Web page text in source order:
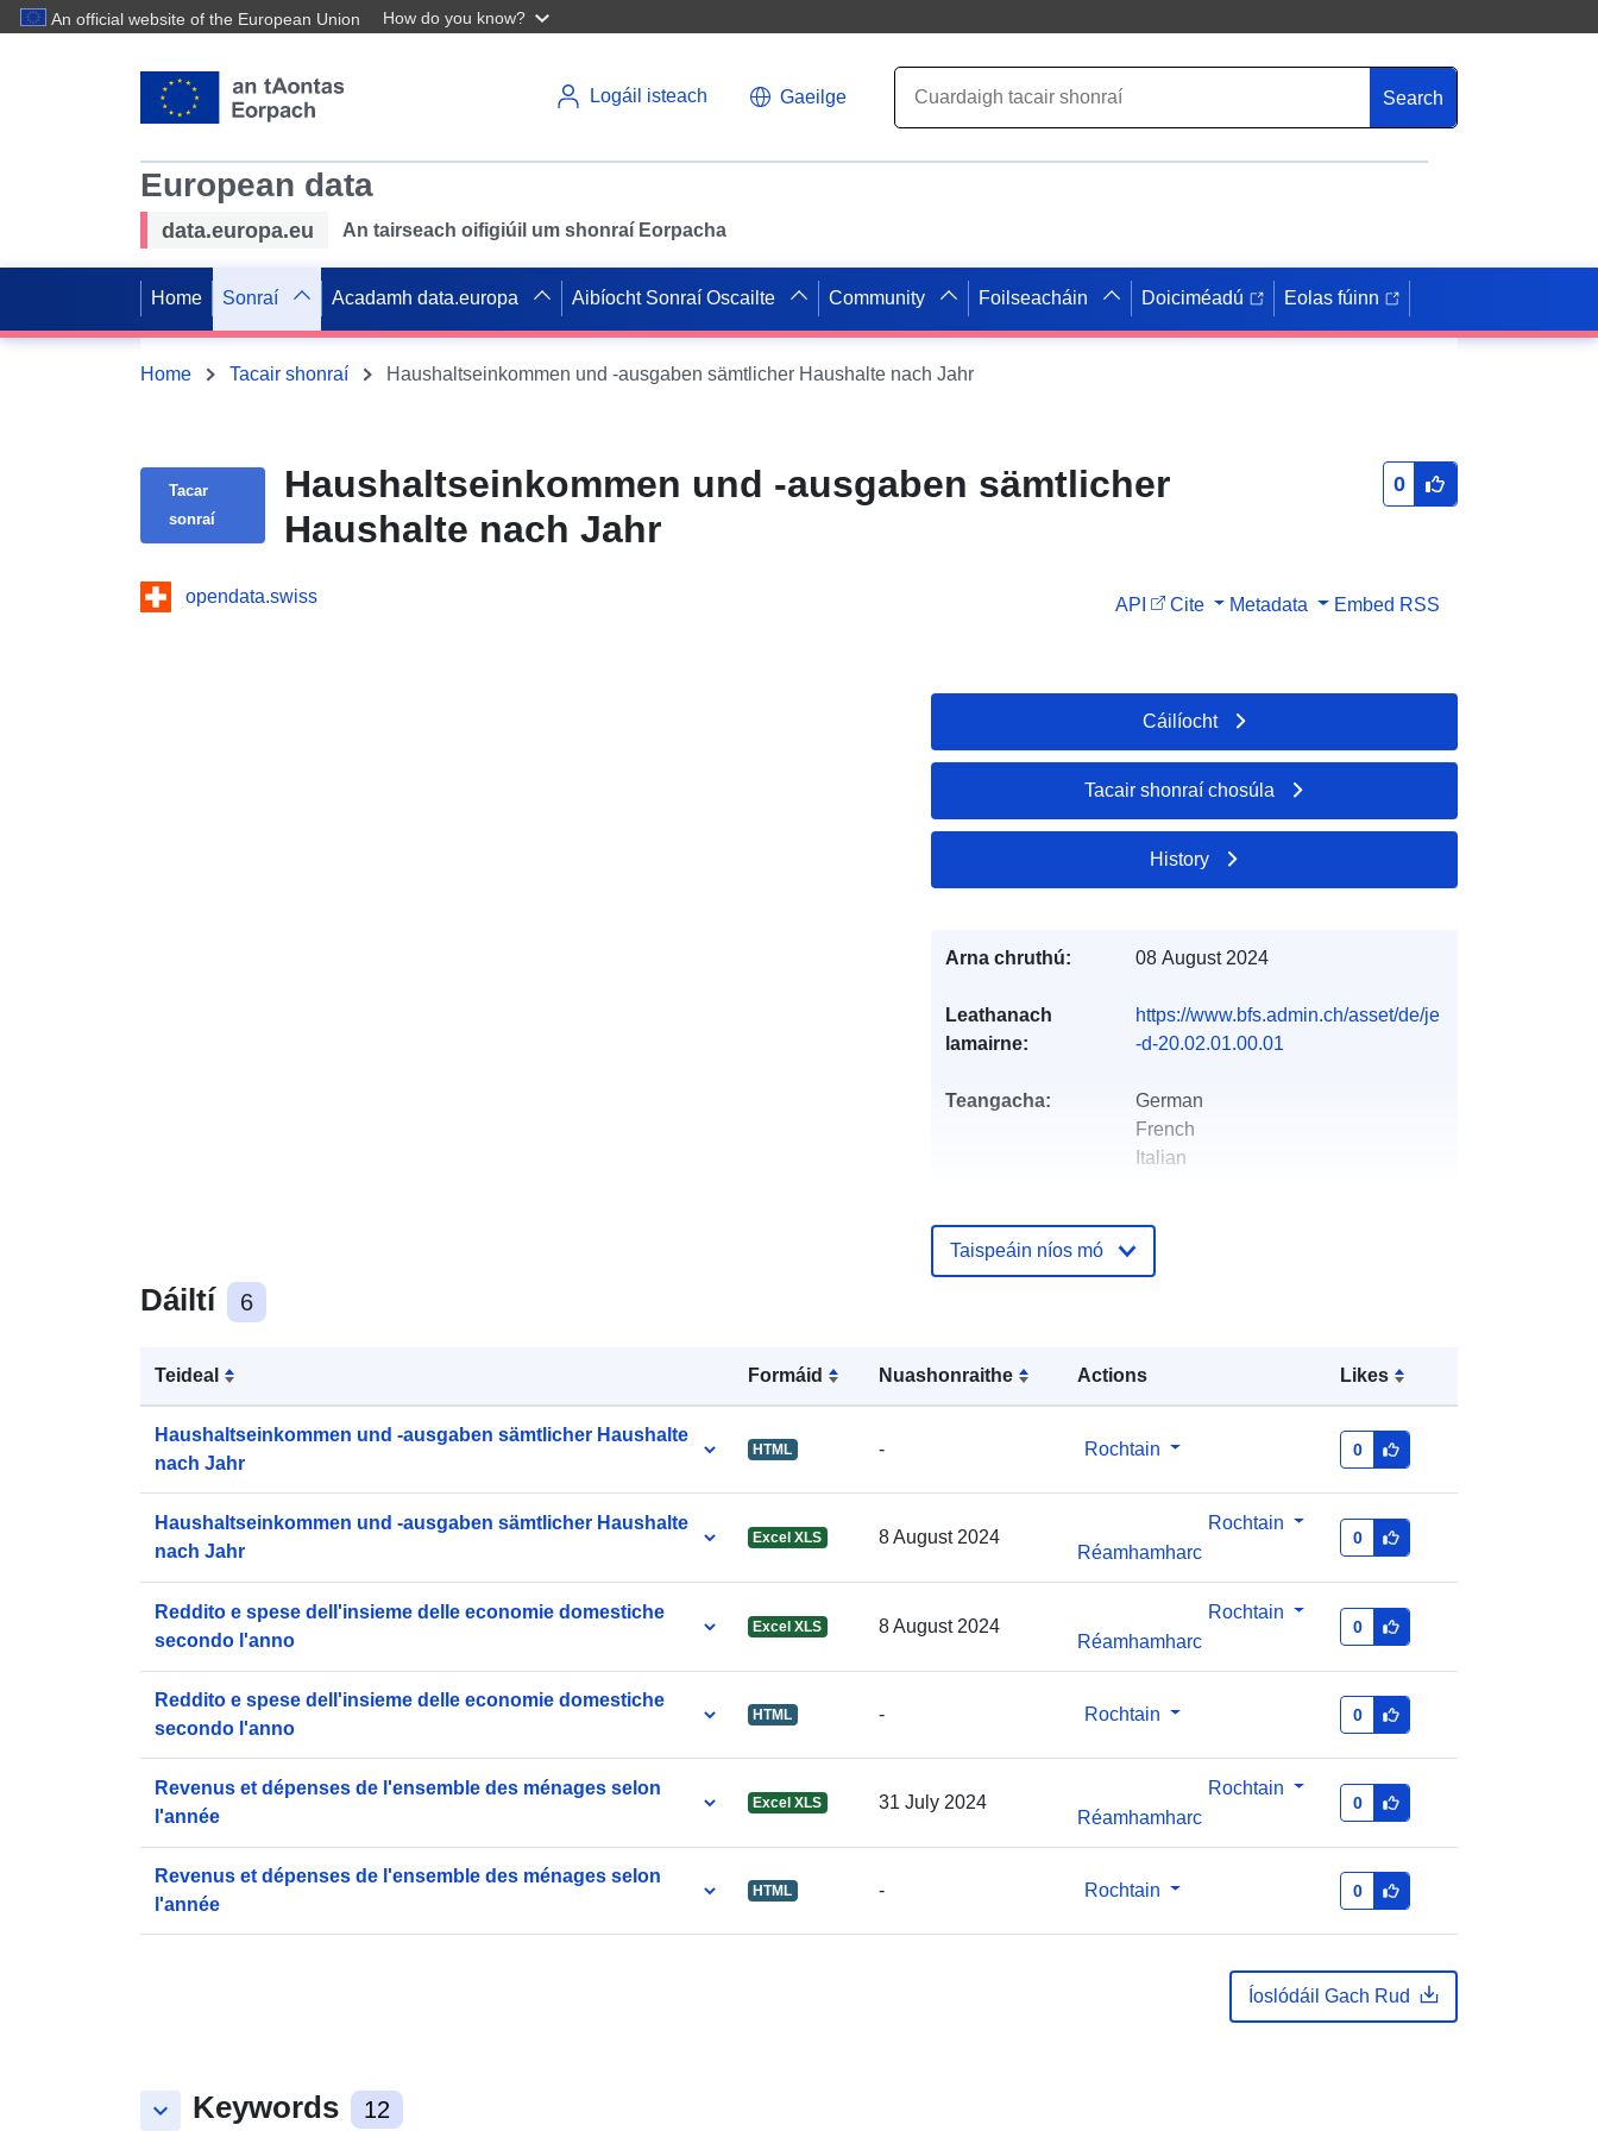
An official website of the European Union How do you know?
Logáil isteach Gaeilge Search
European data
data.europa.eu An tairseach oifigiúil um shonraí Eorpacha
Home Sonraí Acadamh data.europa Aibíocht Sonraí Oscailte Community Foilseacháin Doiciméadú Eolas fúinn
Home Tacair shonraí Haushaltseinkommen und -ausgaben sämtlicher Haushalte nach Jahr
Tacar
sonraí
Haushaltseinkommen und -ausgaben sämtlicher
Haushalte nach Jahr
0
opendata.swiss API Cite Metadata Embed RSS
Dáiltí 6
Teideal Formáid Nuashonraithe Actions Likes
Haushaltseinkommen und -ausgaben sämtlicher Haushalte
nach Jahr
HTML - Rochtain 0
Haushaltseinkommen und -ausgaben sämtlicher Haushalte
nach Jahr
Excel XLS 8 August 2024
Rochtain
Réamhamharc
0
Reddito e spese dell'insieme delle economie domestiche
secondo l'anno
Excel XLS 8 August 2024
Rochtain
Réamhamharc
0
Reddito e spese dell'insieme delle economie domestiche
secondo l'anno
HTML - Rochtain 0
Revenus et dépenses de l'ensemble des ménages selon
l'année
Excel XLS 31 July 2024
Rochtain
Réamhamharc
0
Revenus et dépenses de l'ensemble des ménages selon
l'année
HTML - Rochtain 0
Íoslódáil Gach Rud
keyboard_arrow_down Keywords 12
Cáilíocht
Tacair shonraí chosúla
History
Arna chruthú: 08 August 2024
Leathanach
lamairne:
https://www.bfs.admin.ch/asset/de/je
-d-20.02.01.00.01
Teangacha:
German
French
Italian
Pointí teagmhála:
info@bfs.admin.ch
h
Curtha le data.europa.eu: 18
December 2025
Nuashonraithe ar data.europa.eu:
03 August 2026
Aitheantóirí:
32088622@bundesamt-fur-statistik-
uriRef:
http://data.europa.eu/88u/dataset/32
088622-bundesamt-fur-statistik-bfs
Taispeáin níos mó